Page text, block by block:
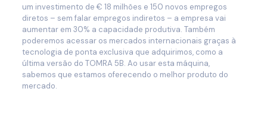
um investimento de € 18 milhões e 150 novos empregos
diretos – sem falar empregos indiretos – a empresa vai
aumentar em 30% a capacidade produtiva. Também
poderemos acessar os mercados internacionais graças à
tecnologia de ponta exclusiva que adquirimos, como a
última versão do TOMRA 5B. Ao usar esta máquina,
sabemos que estamos oferecendo o melhor produto do
mercado.